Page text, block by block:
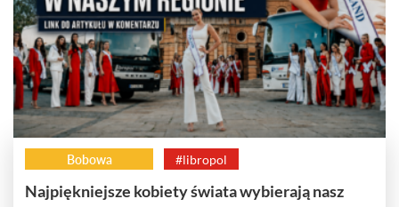
Bobowa #libropol
Najpiękniejsze kobiety świata wybierają nasz